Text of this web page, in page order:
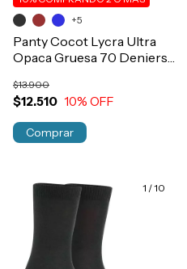
Panty Cocot Lycra Ultra
Opaca Gruesa 70 Deniers
$12.510
$13.900
10% OFF
+5
Comprar
1 /10